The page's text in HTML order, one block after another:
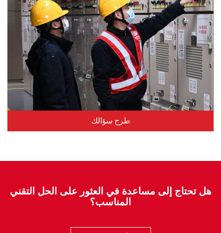
طرح سؤالك
هل تحتاج إلى مساعدة في العثور على الحل التقني
المناسب؟
يبحث
يبحث